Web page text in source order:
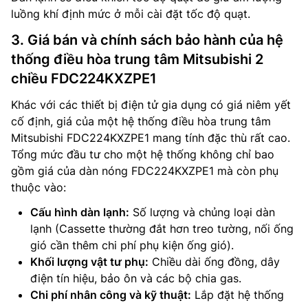
luồng khí định mức ở mỗi cài đặt tốc độ quạt.
3. Giá bán và chính sách bảo hành của hệ
thống điều hòa trung tâm Mitsubishi 2
chiều FDC224KXZPE1
Khác với các thiết bị điện tử gia dụng có giá niêm yết
cố định, giá của một hệ thống điều hòa trung tâm
Mitsubishi FDC224KXZPE1 mang tính đặc thù rất cao.
Tổng mức đầu tư cho một hệ thống không chỉ bao
gồm giá của dàn nóng FDC224KXZPE1 mà còn phụ
thuộc vào:
Cấu hình dàn lạnh: Số lượng và chủng loại dàn
lạnh (Cassette thường đắt hơn treo tường, nối ống
gió cần thêm chi phí phụ kiện ống gió).
Khối lượng vật tư phụ: Chiều dài ống đồng, dây
điện tín hiệu, bảo ôn và các bộ chia gas.
Chi phí nhân công và kỹ thuật: Lắp đặt hệ thống